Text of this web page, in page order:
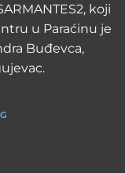
koji
u Paraćinu je
Buđevca,